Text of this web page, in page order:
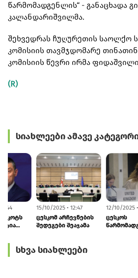
წარმომადგენლის“ - განაცხადა
კალანდარიშვილმა.
შეხვედრას ჩუღურეთის საოლქო
კომისიის თავმჯდომარე
კომისიის წევრი ირმა
(R)
სიახლეები ამავე
20/10/2025 • 8:44
„გახარია" ბოიკოტს
წყვეტს – პარტია
15/10/2025 • 12:47
ცესკომ არჩევნების
შედეგები შეაჯამა
სხვა სიახლეები